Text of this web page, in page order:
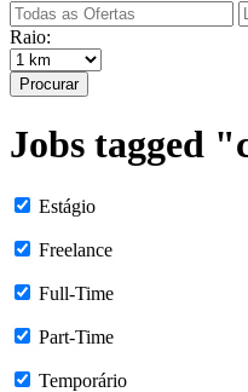
Raio:
Procurar
Jobs tagged
Estágio
Freelance
Full-Time
Part-Time
Temporário